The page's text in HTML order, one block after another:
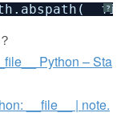
?
Python – Sta
__file__ | note.